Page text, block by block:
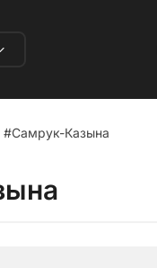
#Самрук-Казына